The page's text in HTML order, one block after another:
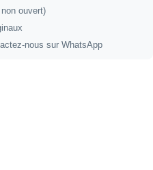
ouvert)
nous sur WhatsApp